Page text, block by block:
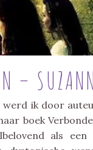
–
ik door
boek
als